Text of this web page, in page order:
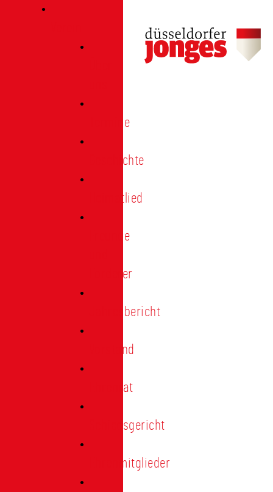
Termine
Geschichte
Heimatlied
Freunde
Förderer
Jahresbericht
Vorstand
Ehrenrat
Schiedsgericht
Ehrenmitglieder